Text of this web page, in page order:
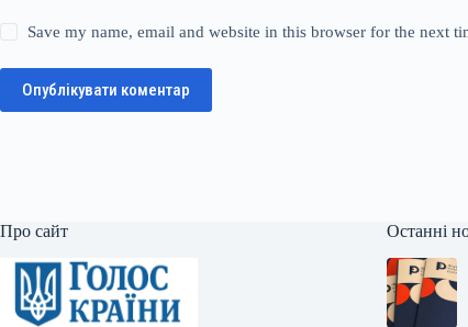
Save my name, email and website in this browser for the next
Опублікувати коментар
Про сайт Останні